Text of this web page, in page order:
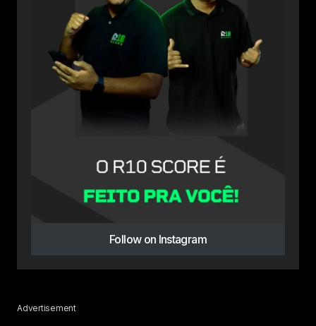
Follow on Instagram
Advertisement